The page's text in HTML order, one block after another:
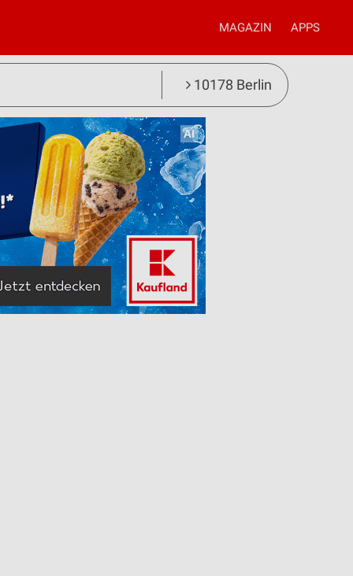
MAGAZIN APPS
10178 Berlin